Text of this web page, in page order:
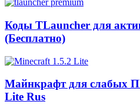
Коды TLauncher для
(Бесплатно)
Майнкрафт для слабых
Lite Rus